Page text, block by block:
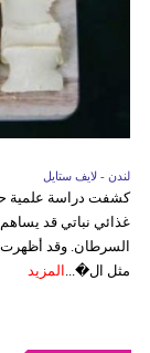
لندن - لايف ستايل
كشفت دراسة علمية
غذائي نباتي قد
السرطان. وقد أظهرت
مثل ال�... المزيد